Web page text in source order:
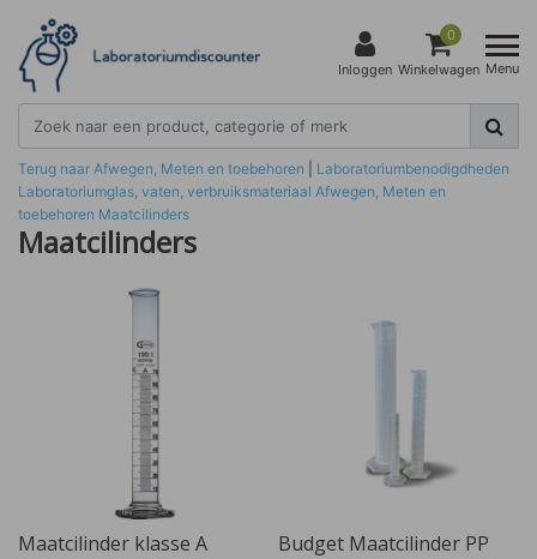
Inloggen
0
Winkelwagen Menu
Terug naar Afwegen, Meten en toebehoren
Laboratoriumbenodigdheden
Laboratoriumglas, vaten, verbruiksmateriaal Afwegen, Meten en
toebehoren Maatcilinders
Maatcilinders
Maatcilinder klasse A Budget Maatcilinder PP